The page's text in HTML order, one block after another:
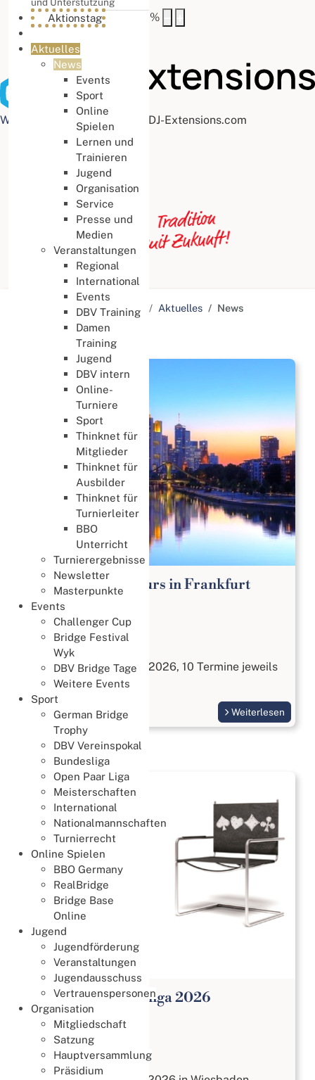
Buchstabenabstand
%
Web Accessibility plugin by DJ-Extensions.com
Aktionstag
Aktuelles
News
Events
Sport
Online
Spielen
Lernen und
Trainieren
Jugend
Organisation
Service
Presse und
Medien
Veranstaltungen
Regional
International
Events
DBV Training
Damen
Training
Jugend
DBV intern
Online-
Turniere
Sport
Thinknet für
Mitglieder
Thinknet für
Ausbilder
Thinknet für
Turnierleiter
BBO
Unterricht
Turnierergebnisse
Newsletter
Masterpunkte
Events
Challenger Cup
Bridge Festival
Wyk
DBV Bridge Tage
Weitere Events
Sport
German Bridge
Trophy
DBV Vereinspokal
Bundesliga
Open Paar Liga
Meisterschaften
International
Nationalmannschaften
Turnierrecht
Online Spielen
BBO Germany
RealBridge
Bridge Base
Online
Jugend
Jugendförderung
Veranstaltungen
Jugendausschuss
Vertrauenspersonen
Organisation
Mitgliedschaft
Satzung
Hauptversammlung
Präsidium
Aktuelle Seite: Startseite Aktuelles News
Bridge Anfängerkurs in Frankfurt
Lernen & Trainieren
02. August 2026
Bridge kennenlernen
Start am 3. September 2026, 10 Termine jeweils
Donnerstags
Weiterlesen
Open Paar Bundesliga 2026
Meisterschaften
27. Juli 2026
Open Paar Liga